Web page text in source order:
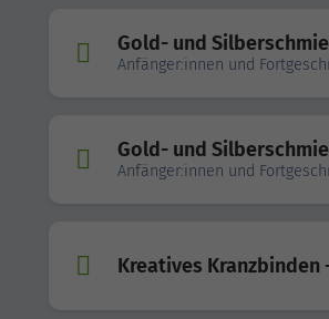
Gold- und
Anfänger:innen und
Gold- und
Anfänger:innen und
Kreatives Kranzbinden